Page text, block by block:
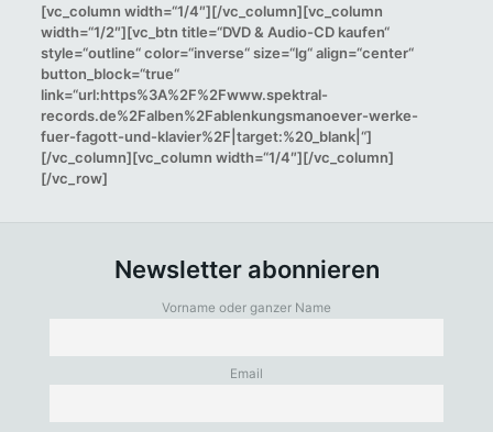
[vc_column width=“1/4″][/vc_column][vc_column
width=“1/2″][vc_btn title=“DVD & Audio-CD kaufen“
style=“outline“ color=“inverse“ size=“lg“ align=“center“
button_block=“true“
link=“url:https%3A%2F%2Fwww.spektral-
records.de%2Falben%2Fablenkungsmanoever-werke-
fuer-fagott-und-klavier%2F|target:%20_blank|“]
[/vc_column][vc_column width=“1/4″][/vc_column]
[/vc_row]
Newsletter abonnieren
Vorname oder ganzer Name
Email